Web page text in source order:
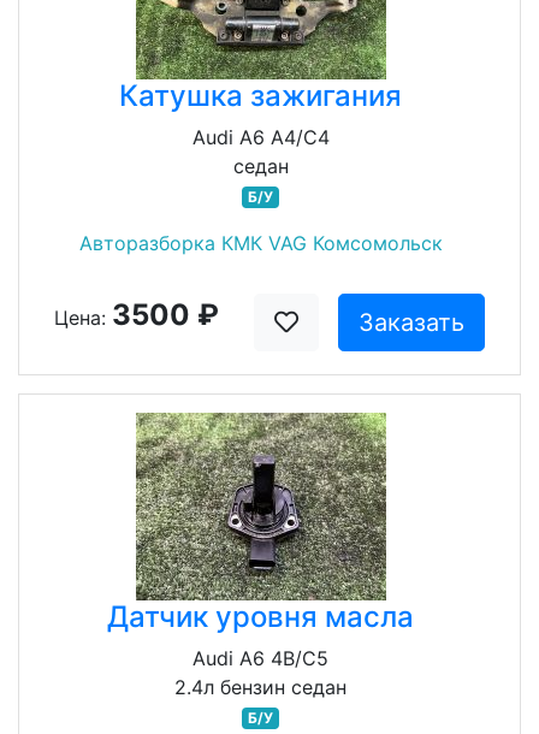
Катушка зажигания
Audi A6 A4/C4
седан
Б/У
Авторазборка КМК VAG Комсомольск
Цена: 3500 ₽ Заказать
Датчик уровня масла
Audi A6 4B/C5
2.4л бензин седан
Б/У